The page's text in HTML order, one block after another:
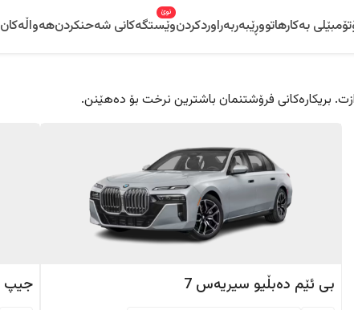
بەکارهاتووڕێبەربەراوردکردنوێستگەکانی شەحنکردن
نوێ
هەواڵەکان
بریکارەکانی فرۆشتنمان باشترین نرخت بۆ دەهێنن.
بی ئێم دەبڵیو سیریەس 7 جیپ